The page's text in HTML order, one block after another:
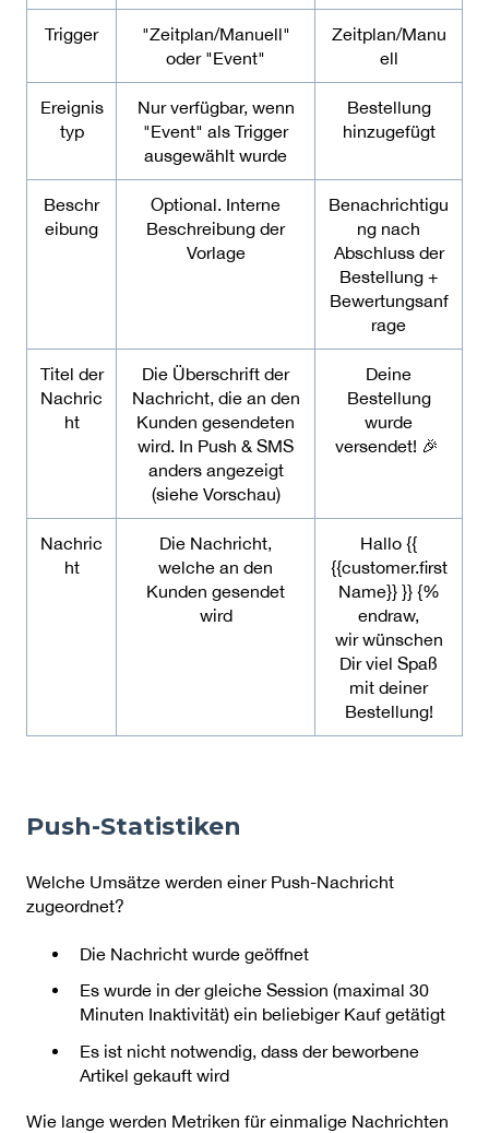
Trigger
"Zeitplan/Manuell"
oder "Event"
Zeitplan/Manu
ell
Ereignis
typ
Nur verfügbar, wenn
"Event" als Trigger
ausgewählt wurde
Bestellung
hinzugefügt
Beschr
eibung
Optional. Interne
Beschreibung der
Vorlage
Benachrichtigu
ng nach
Abschluss der
Bestellung +
Bewertungsanf
rage
Titel der
Nachric
ht
Die Überschrift der
Nachricht, die an den
Kunden gesendeten
wird. In Push & SMS
anders angezeigt
(siehe Vorschau)
Deine
Bestellung
wurde
versendet! 🎉
Nachric
ht
Die Nachricht,
welche an den
Kunden gesendet
wird
Hallo {{
{{customer.first
Name}} }} {%
endraw,
wir wünschen
Dir viel Spaß
mit deiner
Bestellung!
Push-Statistiken
Welche Umsätze werden einer Push-Nachricht
zugeordnet?
Die Nachricht wurde geöffnet
Es wurde in der gleiche Session (maximal 30
Minuten Inaktivität) ein beliebiger Kauf getätigt
Es ist nicht notwendig, dass der beworbene
Artikel gekauft wird
Wie lange werden Metriken für einmalige Nachrichten